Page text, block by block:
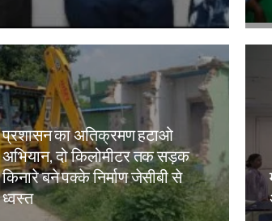
प्रशासन का अतिक्रमण हटाओ
अभियान, दो किलोमीटर तक सड़क
किनारे बने पक्के निर्माण जेसीबी से
ध्वस्त